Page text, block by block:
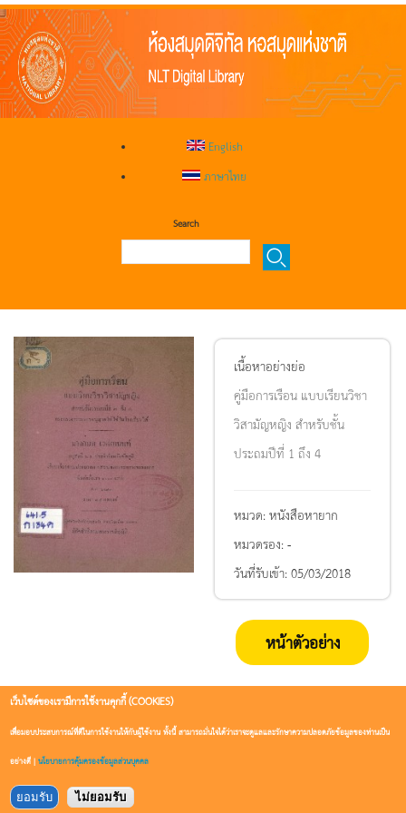
English
ภาษาไทย
Search
เนื้อหาอย่างย่อ
คู่มือการเรือน แบบเรียนวิชา
วิสามัญหญิง สำหรับชั้น
ประถมปีที่ 1 ถึง 4
หมวด:หนังสือหายาก
หมวดรอง:-
วันที่รับเข้า:05/03/2018
หน้าตัวอย่าง
เว็บไซต์ของเรามีการใช้งานคุกกี้ (COOKIES)
เพื่อมอบประสบการณ์ที่ดีในการใช้งานให้กับผู้ใช้งาน ทั้งนี้ สามารถมั่นใจได้ว่าเราจะดูแลและรักษาความปลอดภัยข้อมูลของท่านเป็น
อย่างดี |นโยบายการคุ้มครองข้อมูลส่วนบุคคล
ยอมรับ ไม่ยอมรับ